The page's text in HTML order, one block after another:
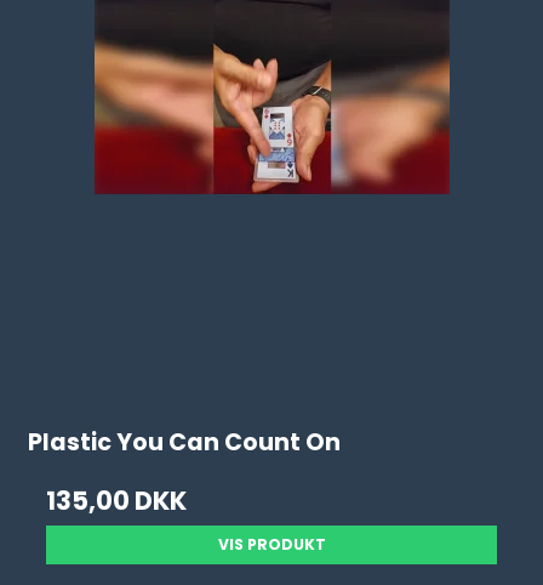
Plastic You Can Count On
135,00 DKK
VIS PRODUKT